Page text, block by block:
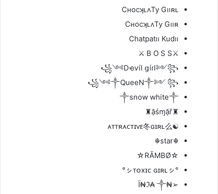
CʜocʞʟʌTy Gııʀʟ
CʜocʞʟʌTy Gııʀ
Chatpatıı Kudıı
⚔B O S S ⚔
꧁༺DҽѵíӀ ցíɾӀ༻꧂
꧁༺༒QueeN༒༻ ꧂
༒snow white༒
♜ặśɱặř♜
☯ᴀᴛᴛʀᴀᴄᴛɪᴠᴇ冬ɢɪʀʟ么
☬star☬
☆RĀMBØ☆
°ㇱᴛᴏxɪᴄ ɢɪʀʟㇱ°
➢₦Ї₦ℑ₳ ༒